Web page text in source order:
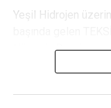
Yeşil Hidrojen
Hüseyin Devrim
inşasında yaşanan
yabancı şirketler,